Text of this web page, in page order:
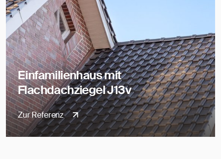
Einfamilienhaus mit
Flachdachziegel J13v
Zur Referenz